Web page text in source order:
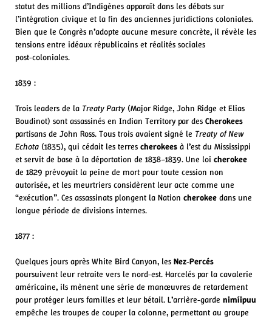
statut des millions d’Indigènes apparaît dans les débats sur
l’intégration civique et la fin des anciennes juridictions coloniales.
Bien que le Congrès n’adopte aucune mesure concrète, il révèle les
tensions entre idéaux républicains et réalités sociales
post‑coloniales.
1839 :
Trois leaders de la Treaty Party (Major Ridge, John Ridge et Elias
Boudinot) sont assassinés en Indian Territory par des Cherokees
partisans de John Ross. Tous trois avaient signé le Treaty of New
Echota (1835), qui cédait les terres cherokees à l’est du Mississippi
et servit de base à la déportation de 1838–1839. Une loi cherokee
de 1829 prévoyait la peine de mort pour toute cession non
autorisée, et les meurtriers considèrent leur acte comme une
“exécution”. Ces assassinats plongent la Nation cherokee dans une
longue période de divisions internes.
1877 :
Quelques jours après White Bird Canyon, les Nez‑Percés
poursuivent leur retraite vers le nord‑est. Harcelés par la cavalerie
américaine, ils mènent une série de manœuvres de retardement
pour protéger leurs familles et leur bétail. L’arrière‑garde nimíipuu
empêche les troupes de couper la colonne, permettant au groupe